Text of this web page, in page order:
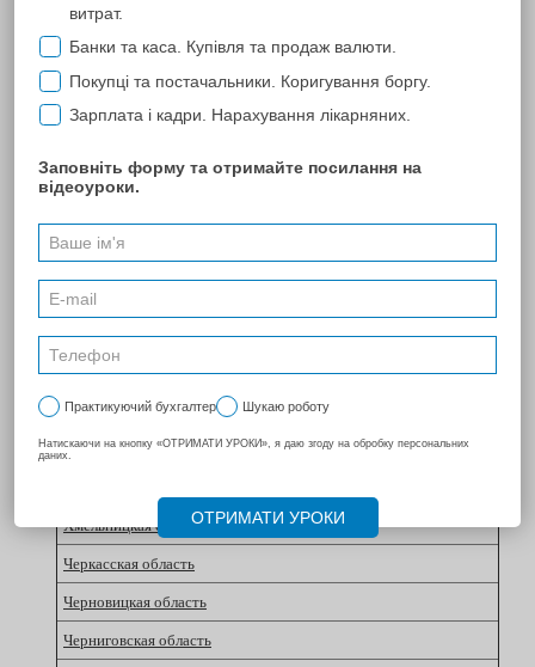
Ивано-Франковская область
Львовская область
Одесская область
Полтавская область
Ровненская область
Сумская область
Тернопольская область
Харьковская область
Хмельницкая область
Черкасская область
Черновицкая область
Черниговская область